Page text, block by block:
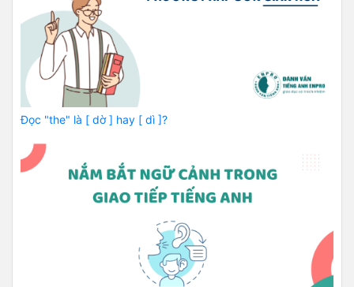
Đọc "the" là [ dờ ] hay [ dì ]?